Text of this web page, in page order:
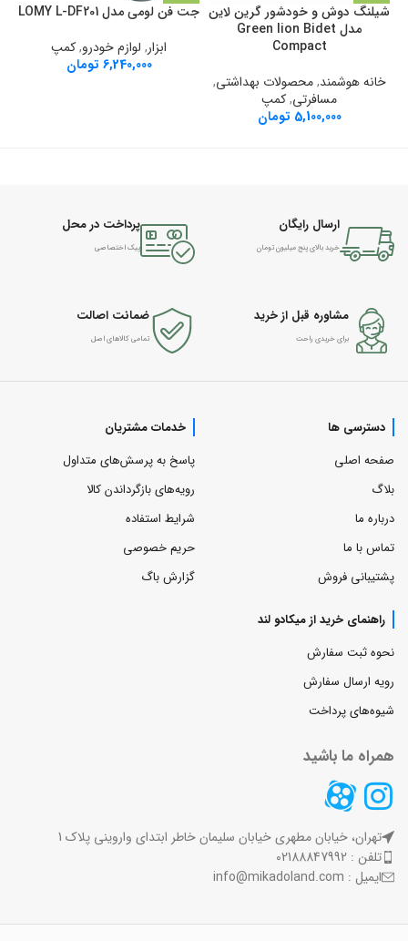
شیلنگ دوش و خودشور گرین لاین
مدل Green lion Bidet
Compact
خانه هوشمند,محصولات بهداشتی,
مسافرتی,کمپ
5,100,000 تومان
جت فن لومی مدل LOMY L-DF201
ابزار, لوازم خودرو,کمپ
6,240,000 تومان
ارسال رایگان
خرید بالای پنج میلیون تومان
پرداخت در محل
پیک اختصاصی
مشاوره قبل از خرید
برای خریدی راحت
ضمانت اصالت
تمامی کالاهای اصل
دسترسی ها
صفحه اصلی
بلاگ
درباره ما
تماس با ما
پشتیبانی فروش
خدمات مشتریان
پاسخ به پرسش‌های متداول
رویه‌های بازگرداندن کالا
شرایط استفاده
حریم خصوصی
گزارش باگ
راهنمای خرید از میکادو لند
نحوه ثبت سفارش
رویه ارسال سفارش
شیوه‌های پرداخت
همراه ما باشید
تهران، خیابان مطهری خیابان سلیمان خاطر ابتدای واروینی پلاک 1
تلفن : 02188847992
ایمیل : info@mikadoland.com